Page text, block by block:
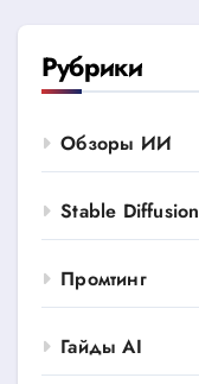
Рубрики
Обзоры ИИ
Stable Diffusion
Промтинг
Гайды AI